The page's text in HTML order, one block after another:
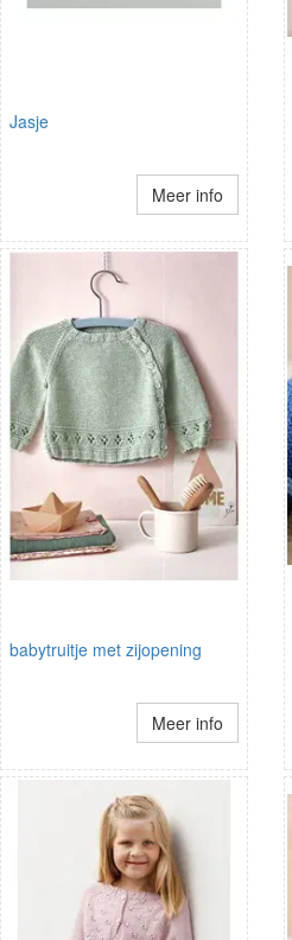
Jasje
Meer info
babytruitje met zijopening
Meer info